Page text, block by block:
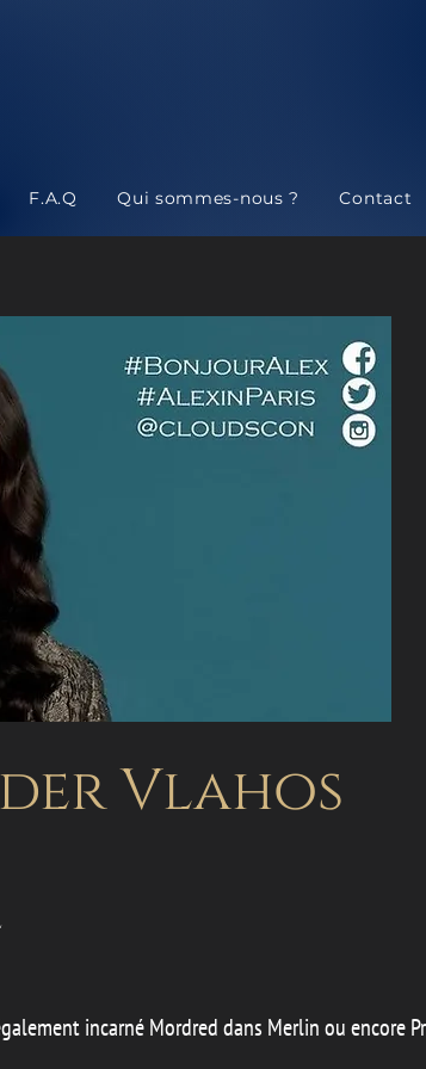
F.A.Q Qui sommes-nous ? Contact
Vlahos
incarné Mordred dans Merlin ou encore